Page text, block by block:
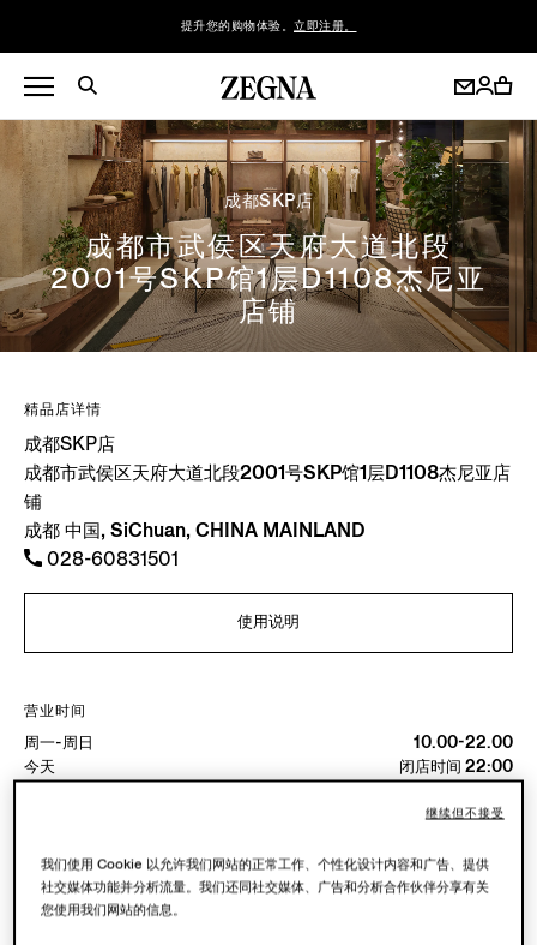
提升您的购物体验。 立即注册。
成都SKP店
成都市武侯区天府大道北段
2001号SKP馆1层D1108杰尼亚
店铺
精品店详情
成都SKP店
成都市武侯区天府大道北段2001号SKP馆1层D1108杰尼亚店
铺
成都 中国, SiChuan, CHINA MAINLAND
028-60831501
使用说明
营业时间
周一-周日
10.00-22.00
今天
闭店时间 22:00
精品店配送不可用。
可在精品店退货。点击此处了解更多。
我们使用 Cookie 以允许我们网站的正常工作、个性化设计内容和广告、提供
社交媒体功能并分析流量。我们还同社交媒体、广告和分析合作伙伴分享有关
您使用我们网站的信息。
继续但不接受